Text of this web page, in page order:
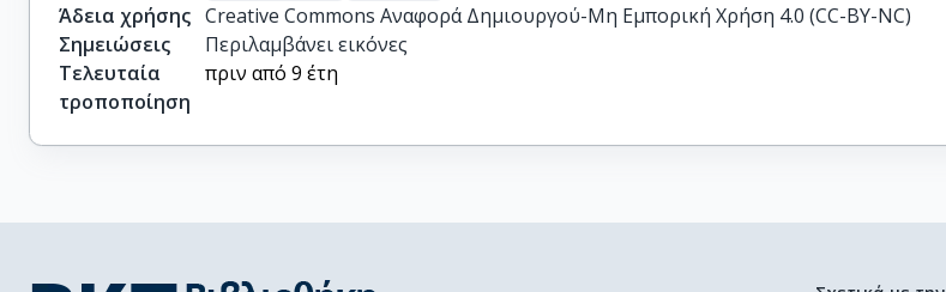
Άδεια χρήσης Creative Commons Αναφορά Δημιουργού-Μη Εμπορική Χρήση 4.0 (CC-BY-NC)
Σημειώσεις
Περιλαμβάνει εικόνες
Τελευταία
τροποποίηση
πριν από 9 έτη